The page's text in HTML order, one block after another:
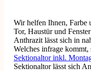
Wir helfen Ihnen, Farbe
Tor, Haustür und
Anthrazit lässt sich in
Welches infrage kommt,
Sektionaltor inkl.
Sektionaltor lässt sich